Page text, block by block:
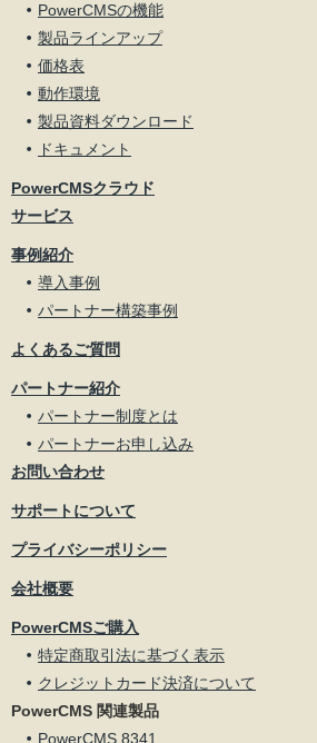
PowerCMSの機能
製品ラインアップ
価格表
動作環境
製品資料ダウンロード
ドキュメント
PowerCMSクラウド
サービス
事例紹介
導入事例
パートナー構築事例
よくあるご質問
パートナー紹介
パートナー制度とは
パートナーお申し込み
お問い合わせ
サポートについて
プライバシーポリシー
会社概要
PowerCMSご購入
特定商取引法に基づく表示
クレジットカード決済について
PowerCMS 関連製品
PowerCMS 8341